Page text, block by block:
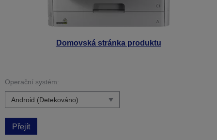
Domovská stránka produktu
Operační systém:
Přejít